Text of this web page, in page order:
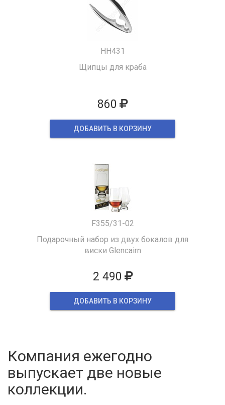
HH431
Щипцы для краба
860
ДОБАВИТЬ В КОРЗИНУ
F355/31-02
Подарочный набор из двух бокалов для
виски Glencairn
2 490
ДОБАВИТЬ В КОРЗИНУ
Компания ежегодно
выпускает две новые
коллекции.